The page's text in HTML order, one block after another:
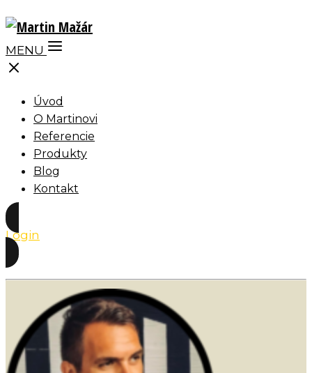
MENU
Úvod
O Martinovi
Referencie
Produkty
Blog
Kontakt
Login